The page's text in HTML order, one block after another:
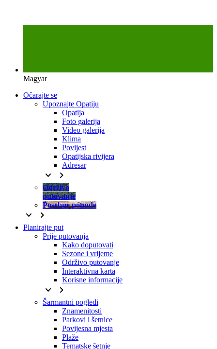
Magyar
Očarajte se
Upoznajte Opatiju
Opatija
Foto galerija
Video galerija
Klima
Povijest
Opatijska rivijera
Adresar
keyboard_arrow_down keyboard_arrow_right
Održivo
putovanje
Posebne ponude
keyboard_arrow_down keyboard_arrow_right
Planirajte put
Prije putovanja
Kako doputovati
Sezone i vrijeme
Održivo putovanje
Interaktivna karta
Korisne informacije
keyboard_arrow_down keyboard_arrow_right
Šarmantni pogledi
Znamenitosti
Parkovi i šetnice
Povijesna mjesta
Plaže
Tematske šetnje